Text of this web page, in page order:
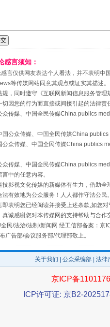
段成刚被判无期
划来了！等你上场
感言须知：
言仅供网友表达个人看法，并不表明
等传媒网站同意其观点或证实其描述
规，同时遵守《互联网新闻信息服务管理
因您的行为而直接或间接引起的法律责
众传媒、中国全民传媒China publics
国公众传媒、中国全民传媒China
公众传媒、中国全民传媒China publics
众传媒、中国全民传媒China publics
中的任意内容。
影视文化传媒的新媒体有生力，借助
有效地为公众服务！人人都作守法公民。
即表明您已经阅读并接受上述条款,如您
诚感谢您对本传媒网的支持帮助与合
民/法治/法制/新闻网 经工信部备案：
广告部/会议服务部/代理部敬上。
关于我们 公众采编部 法律
京ICP备
ICP许可证: 京B2-